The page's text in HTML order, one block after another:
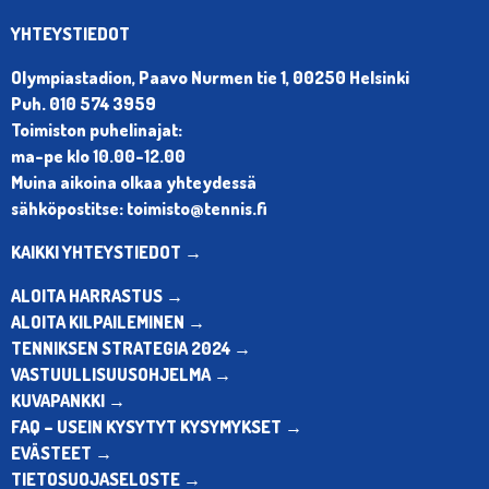
YHTEYSTIEDOT
Olympiastadion, Paavo Nurmen tie 1, 00250 Helsinki
Puh. 010 574 3959
Toimiston puhelinajat:
ma-pe klo 10.00-12.00
Muina aikoina olkaa yhteydessä
sähköpostitse: toimisto@tennis.fi
KAIKKI YHTEYSTIEDOT →
ALOITA HARRASTUS →
ALOITA KILPAILEMINEN →
TENNIKSEN STRATEGIA 2024 →
VASTUULLISUUSOHJELMA →
KUVAPANKKI →
FAQ – USEIN KYSYTYT KYSYMYKSET →
EVÄSTEET →
TIETOSUOJASELOSTE →